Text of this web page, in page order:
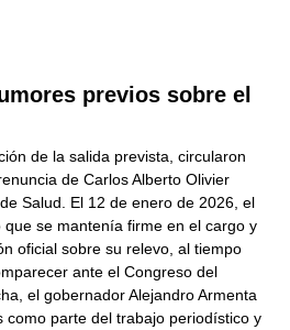
previos sobre el
de la salida prevista, circularon
de Carlos Alberto Olivier
Salud. El 12 de enero de 2026, el
se mantenía firme en el cargo y
oficial sobre su relevo, al tiempo
ante el Congreso del
el gobernador Alejandro Armenta
como parte del trabajo periodístico y